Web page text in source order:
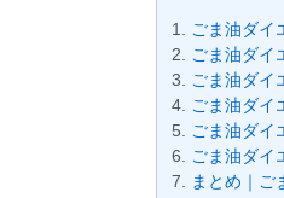
ごま油ダイ
ごま油ダイ
ごま油ダイ
ごま油ダイ
ごま油ダイ
ごま油ダイ
まとめ｜ご